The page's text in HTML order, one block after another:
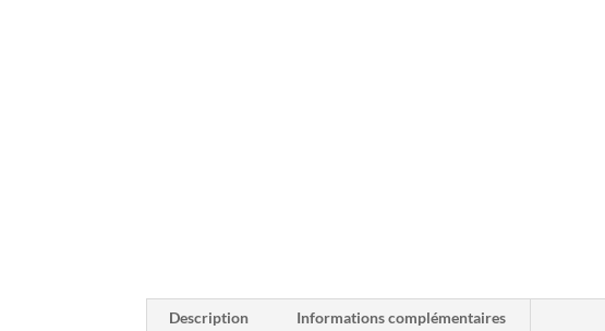
Description Informations complémentaires